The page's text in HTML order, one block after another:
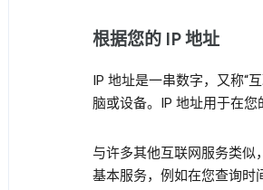
根据您的 IP 地址
IP 地址是一串数字，又称“
脑或设备。IP 地址用于在您
与许多其他互联网服务类似
基本服务，例如在您查询时